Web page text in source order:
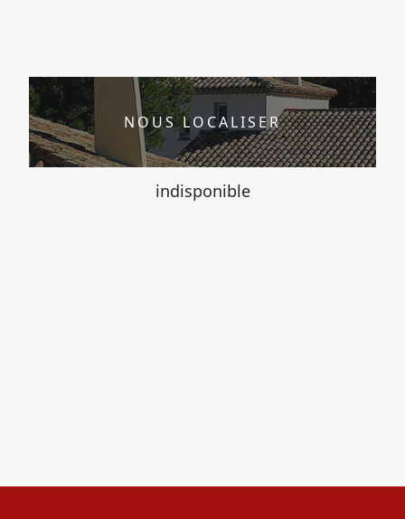
NOUS LOCALISER
indisponible